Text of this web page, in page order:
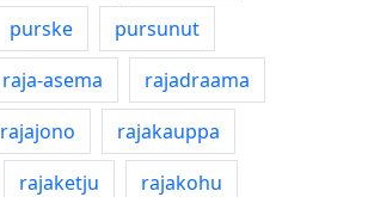
purske
pursunut
raja-asema
rajadraama
rajajono
rajakauppa
rajaketju
rajakohu